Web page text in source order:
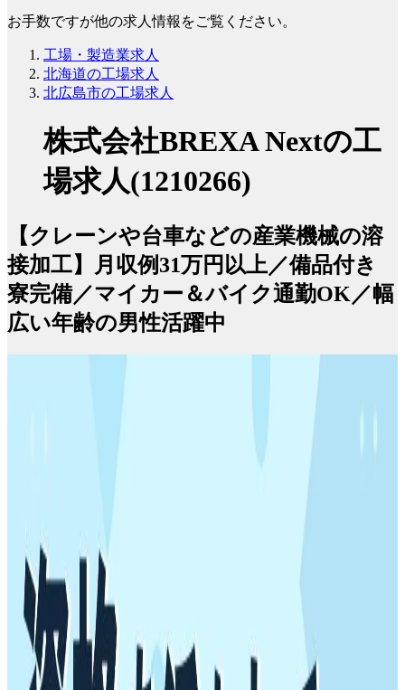
お手数ですが他の求人情報をご覧ください。
工場・製造業求人
北海道の工場求人
北広島市の工場求人
株式会社BREXA Nextの工
場求人(1210266)
【クレーンや台車などの産業機械の溶
接加工】月収例31万円以上／備品付き
寮完備／マイカー＆バイク通勤OK／幅
広い年齢の男性活躍中